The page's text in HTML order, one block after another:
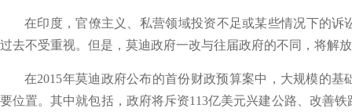
在印度，官僚主义、私营领域投资不足或某些情况下的诉
过去不受重视。但是，莫迪政府一改与往届政府的不同，将解
在2015年莫迪政府公布的首份财政预算案中，大规模的
要位置。其中就包括，政府将斥资113亿美元兴建公路、改善